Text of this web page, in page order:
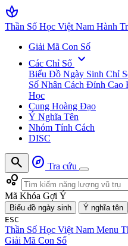
spa
Thần Số Học Việt Nam Hành
Giải Mã Con Số
Các Chỉ Số expand_more
Biểu Đồ Ngày Sinh Chỉ
Số Nhân Cách Đỉnh Cao
Học
Cung Hoàng Đạo
Ý Nghĩa Tên
Nhóm Tính Cách
DISC
search explore Tra cứu
bubble_chart
Mã Khóa Gợi Ý
Biểu đồ ngày sinh Ý nghĩa tên
ESC
Thần Số Học Việt Nam Menu
Giải Mã Con Số